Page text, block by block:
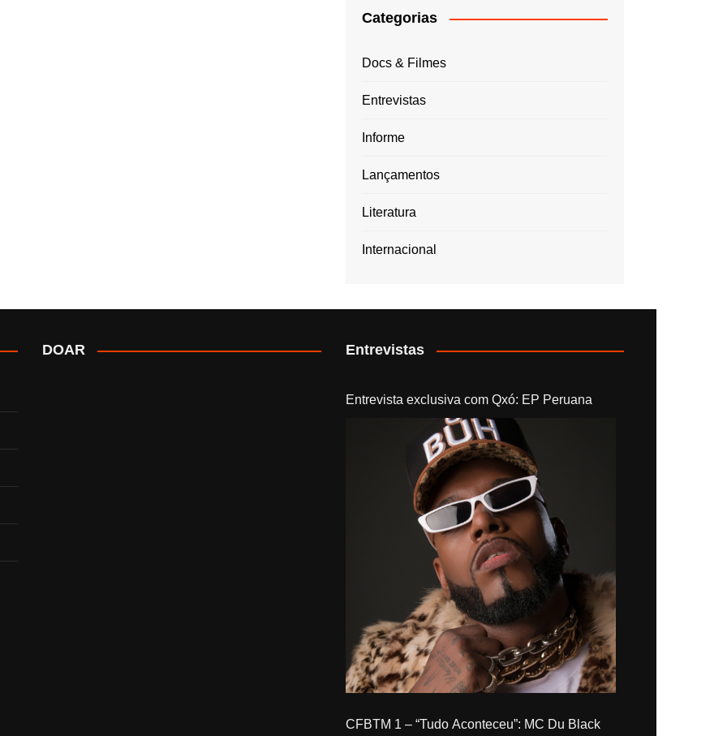
Categorias
Docs & Filmes
Entrevistas
Informe
Lançamentos
Literatura
Internacional
DOAR Entrevistas
Entrevista exclusiva com Qxó: EP Peruana
CFBTM 1 – “Tudo Aconteceu”: MC Du Black